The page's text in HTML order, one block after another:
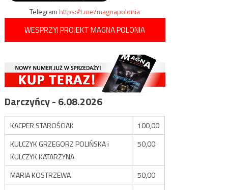
Telegramhttps://t.me/magnapolonia
WESPRZYJ PROJEKT MAGNA POLONIA
Darczyńcy - 6.08.2026
KACPER STAROŚCIAK
100,00
KULCZYK GRZEGORZ POLIŃSKA i
KULCZYK KATARZYNA
50,00
MARIA KOSTRZEWA
50,00